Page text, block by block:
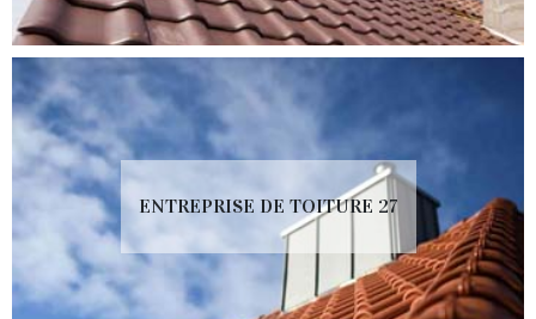
ENTREPRISE DE TOITURE 27